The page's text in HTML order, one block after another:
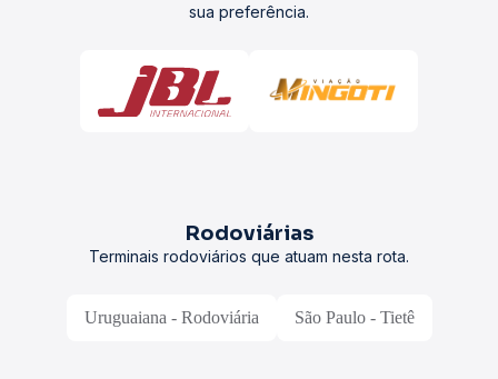
sua preferência.
Rodoviárias
Terminais rodoviários que atuam nesta rota.
Uruguaiana - Rodoviária São Paulo - Tietê